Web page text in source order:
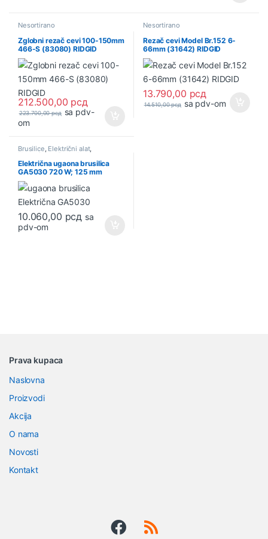
Nesortirano
Zglobni rezač cevi 100-150mm
466-S (83080) RIDGID
212.500,00 рсд
223.700,00рсд sa pdv-
om
Nesortirano
Rezač cevi Model Br.152 6-
66mm (31642) RIDGID
13.790,00 рсд
14.510,00рсд sa pdv-om
Brusilice Električni alat,
Nesortirano
Električna ugaona brusilica
GA5030 720 W; 125 mm
MAKITA
10.060,00 рсд sa
pdv-om
Prava kupaca
Naslovna
Proizvodi
Akcija
O nama
Novosti
Kontakt